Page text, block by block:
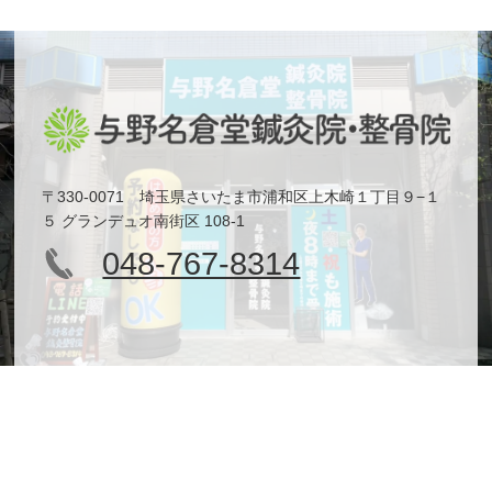
〒330-0071 埼玉県さいたま市浦和区上木崎１丁目９−１
５ グランデュオ南街区 108-1
048-767-8314